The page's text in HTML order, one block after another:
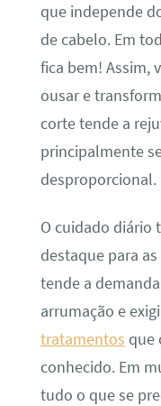
que independe
de cabelo. Em
fica bem! Assim,
ousar e
corte tende a
principalmente
desproporcional.
O cuidado diário
destaque para
tende a
arrumação e
tratamentos que
conhecido. Em
tudo o que se